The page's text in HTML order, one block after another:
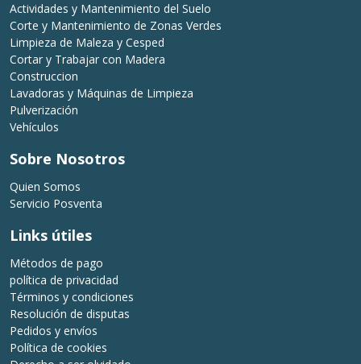
Actividades y Mantenimiento del Suelo
Corte y Mantenimiento de Zonas Verdes
Limpieza de Maleza y Cesped
Cortar y Trabajar con Madera
Construccion
Lavadoras y Máquinas de Limpieza
Pulverización
Vehículos
Sobre Nosotros
Quien Somos
Servicio Posventa
Links útiles
Métodos de pago
política de privacidad
Términos y condiciones
Resolución de disputas
Pedidos y envíos
Política de cookies